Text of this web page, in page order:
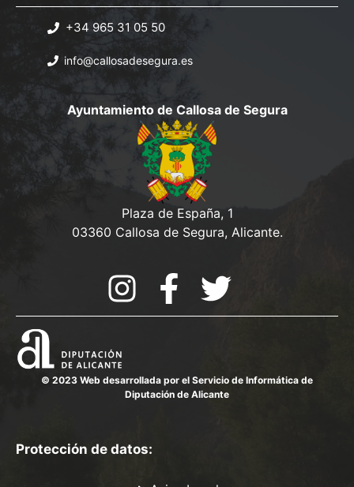
+34 965 31 05 50
info@callosadesegura.es
Ayuntamiento de Callosa de Segura
Plaza de España, 1
03360 Callosa de Segura, Alicante.
© 2023 Web desarrollada por el Servicio de Informática de
Diputación de Alicante
Protección de datos: